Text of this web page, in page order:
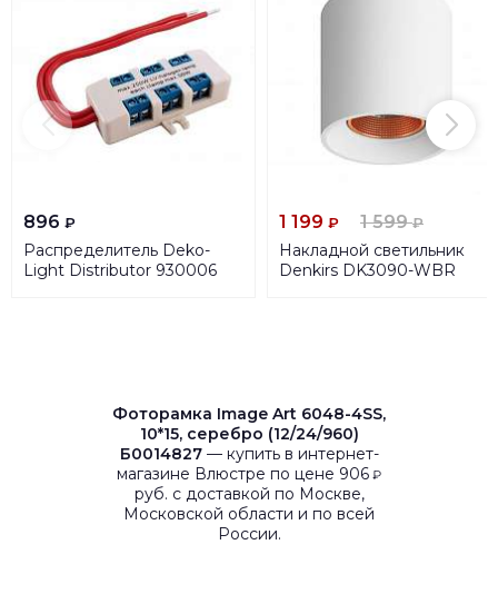
896 ₽
Распределитель Deko-
Light Distributor 930006
1 199 ₽ 1 599₽
Накладной светильник
Denkirs DK3090-WBR
Фоторамка Image Art 6048-4SS,
10*15, серебро (12/24/960)
Б0014827— купить в интернет-
магазине Влюстре по цене 906 ₽
руб. с доставкой по Москве,
Московской области и по всей
России.